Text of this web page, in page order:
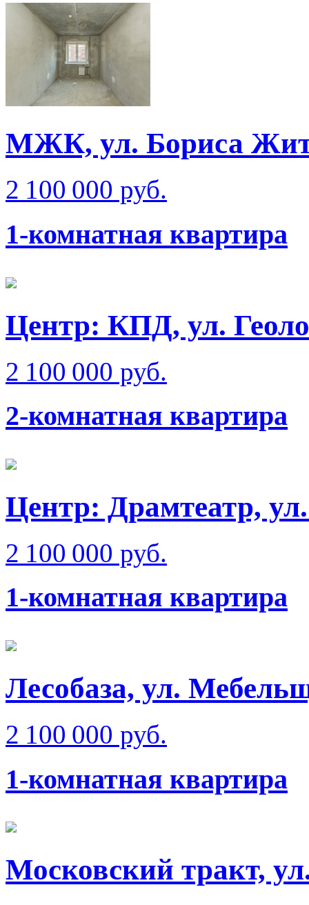
МЖК, ул. Бориса
2 100 000 руб.
1-комнатная квартира
Центр: КПД, ул.
2 100 000 руб.
2-комнатная квартира
Центр: Драмтеатр,
2 100 000 руб.
1-комнатная квартира
Лесобаза, ул.
2 100 000 руб.
1-комнатная квартира
Московский тракт,